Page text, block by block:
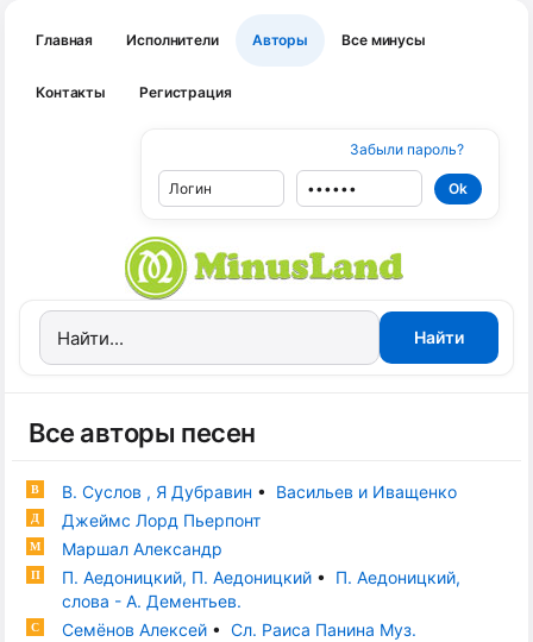
Главная Исполнители Авторы Все минусы
Контакты Регистрация
Забыли пароль?
Все авторы песен
В В. Суслов , Я Дубравин • Васильев и Иващенко
Д Джеймс Лорд Пьерпонт
М Маршал Александр
П П. Аедоницкий, П. Аедоницкий •
П. Аедоницкий,
слова - А. Дементьев.
С Семёнов Алексей • Сл. Раиса Панина Муз.